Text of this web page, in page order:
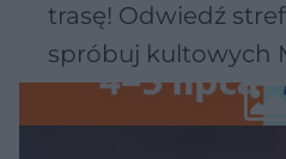
trasę! Odwiedź
spróbuj kultowych
Wawelu